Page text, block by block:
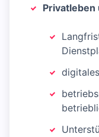
Privatleben